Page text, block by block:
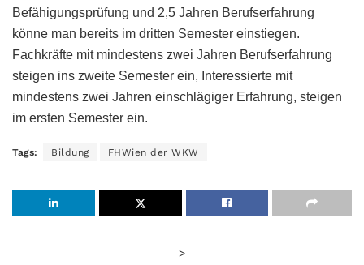
Befähigungsprüfung und 2,5 Jahren Berufserfahrung
könne man bereits im dritten Semester einstiegen.
Fachkräfte mit mindestens zwei Jahren Berufserfahrung
steigen ins zweite Semester ein, Interessierte mit
mindestens zwei Jahren einschlägiger Erfahrung, steigen
im ersten Semester ein.
Tags: Bildung FHWien der WKW
>